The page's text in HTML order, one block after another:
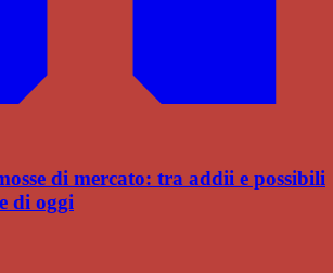
di mercato: tra addii e possibili
di oggi